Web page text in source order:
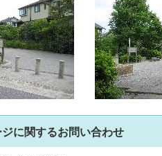
に関するお問い合わせ